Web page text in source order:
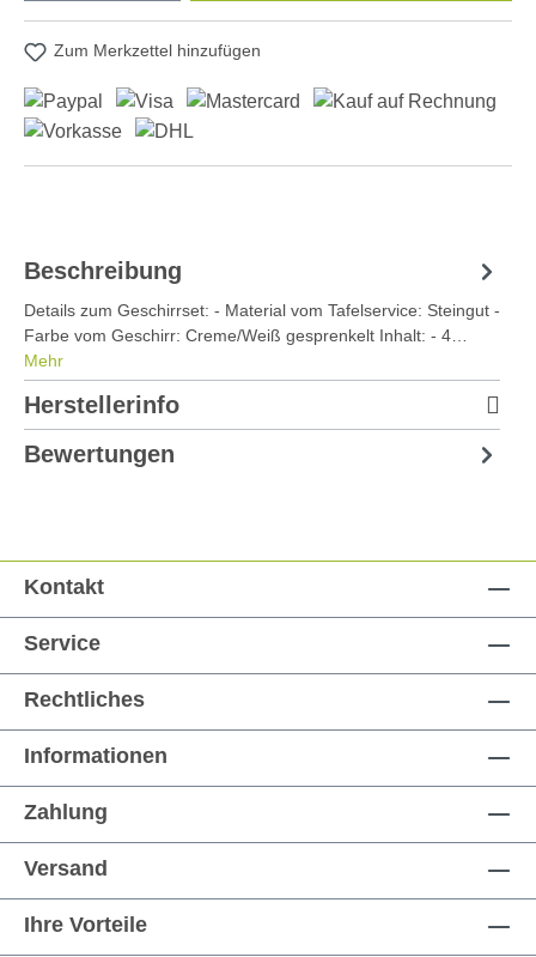
Zum Merkzettel hinzufügen
Beschreibung
Details zum Geschirrset: - Material vom Tafelservice: Steingut -
Farbe vom Geschirr: Creme/Weiß gesprenkelt Inhalt: - 4…
Mehr
Herstellerinfo
Bewertungen
Kontakt
Service
Rechtliches
Informationen
Zahlung
Versand
Ihre Vorteile